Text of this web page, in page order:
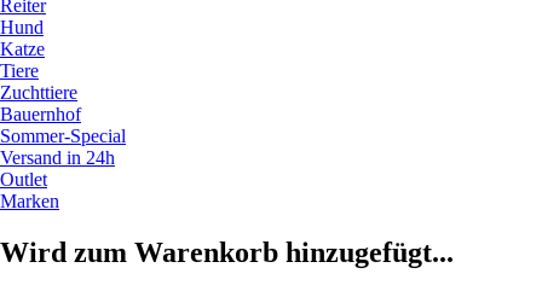
Reiter
Hund
Katze
Tiere
Zuchttiere
Bauernhof
Sommer-Special
Versand in 24h
Outlet
Marken
Wird zum Warenkorb hinzugefügt...